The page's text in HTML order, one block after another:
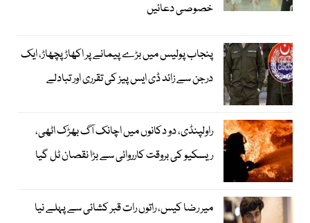
خصوصی دعائیں
پنجاب پولیس میں بڑے پیمانے پر اکھاڑ پچھاڑ، ایک
درجن سے زائد ڈی ایس پیز کی تقرری اور تبادلے
راولپنڈی، دو دکانوں میں اچانک آگ بھڑک اٹھی،
ریسکیو کی بروقت کارروائی سے بڑا نقصان ٹل گیا
میر رضا کیس، راتوں رات قبر کشائی سے پہلے نیا